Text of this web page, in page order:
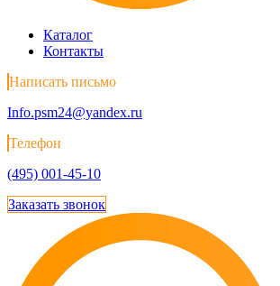
Каталог
Контакты
Написать письмо
Info.psm24@yandex.ru
Телефон
(495) 001-45-10
Заказать звонок